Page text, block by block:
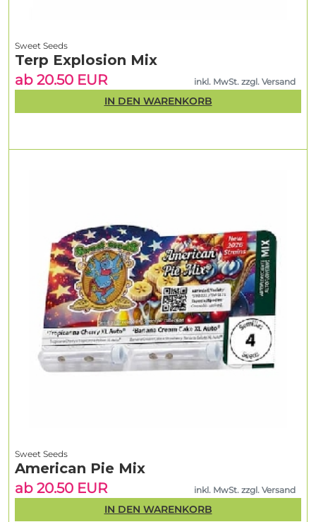
Sweet Seeds
American Pie Mix
ab 20.50 EUR
inkl. MwSt. zzgl. Versand
IN DEN WARENKORB
Sweet Seeds
Terp Explosion Mix
ab 20.50 EUR
inkl. MwSt. zzgl. Versand
IN DEN WARENKORB